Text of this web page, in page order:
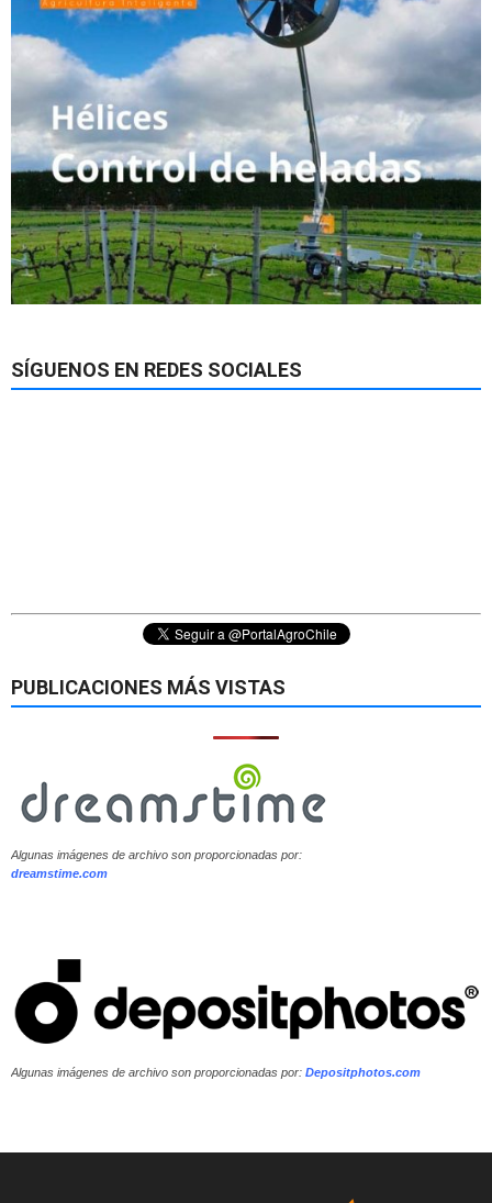
SÍGUENOS EN REDES SOCIALES
PUBLICACIONES MÁS VISTAS
Algunas imágenes de archivo son proporcionadas por:
dreamstime.com
Algunas imágenes de archivo son proporcionadas por: Depositphotos.com